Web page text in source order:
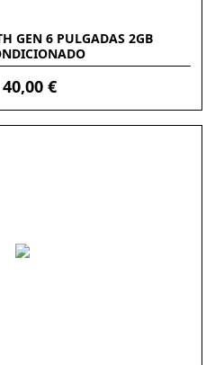
GEN 6 PULGADAS 2GB
40,00 €